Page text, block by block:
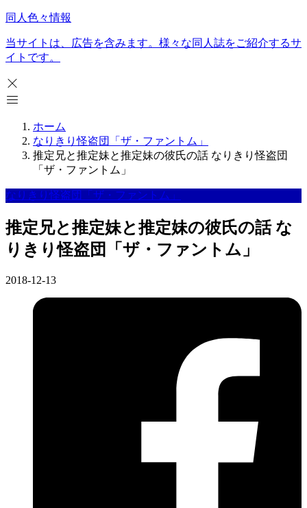
同人色々情報
当サイトは、広告を含みます。様々な同人誌をご紹介するサ
イトです。
ホーム
なりきり怪盗団「ザ・ファントム」
推定兄と推定妹と推定妹の彼氏の話 なりきり怪盗団
「ザ・ファントム」
なりきり怪盗団「ザ・ファントム」
推定兄と推定妹と推定妹の彼氏の話 な
りきり怪盗団「ザ・ファントム」
2018-12-13